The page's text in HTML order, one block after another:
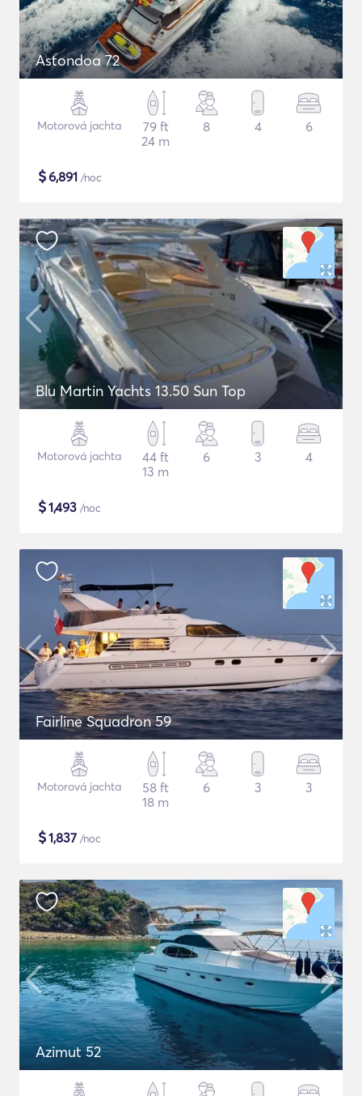
Astondoa 72
Motorová jachta
79 ft
24 m
8 4 6
$6,891 /noc
Blu Martin Yachts 13.50 Sun Top
Motorová jachta
44 ft
13 m
6 3 4
$1,493 /noc
Fairline Squadron 59
Motorová jachta
58 ft
18 m
6 3 3
$1,837 /noc
Azimut 52